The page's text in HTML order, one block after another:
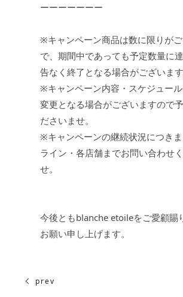
ーーーーーーー
※キャンペーン商品は数に限りが
で、期間中であっても予定数量に
告なく終了となる場合がございます
※キャンペーン内容・スケジュール
変更となる場合がございますので
ださいませ。
※キャンペーンの継続状況につき
ライン・各店舗までお問い合わせ
せ。
今後ともblanche etoileをご愛顧賜
お願い申し上げます。
prev